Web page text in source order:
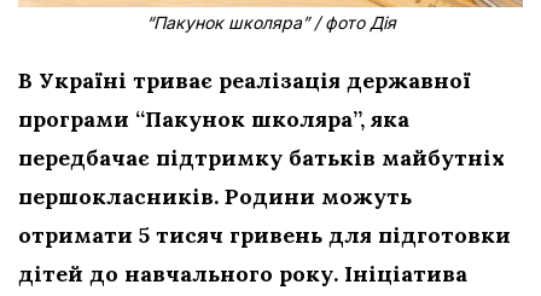
“Пакунок школяра” / фото Дія
В Україні триває реалізація державної
програми “Пакунок школяра”, яка
передбачає підтримку батьків майбутніх
першокласників. Родини можуть
отримати 5 тисяч гривень для підготовки
дітей до навчального року. Ініціатива